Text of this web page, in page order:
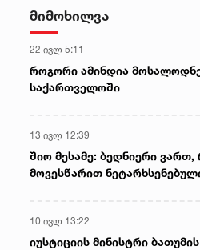
არასწორად
ეპოქაში
პროკურორი
მიმოხილვა
22 ივლ 5:11
როგორი ამინდია
საქართველოში
13 ივლ 12:39
შიო მესამე: ბედნიერი ვართ,
მოვესწარით
10 ივლ 13:22
იუსტიციის მინისტრი